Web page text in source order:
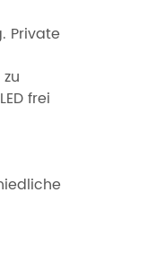
Private
frei